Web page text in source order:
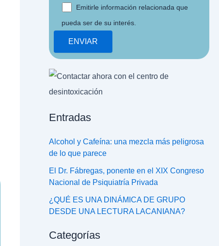
Emitirle información relacionada que
pueda ser de su interés.
Entradas
Alcohol y Cafeína: una mezcla más peligrosa
de lo que parece
El Dr. Fábregas, ponente en el XIX Congreso
Nacional de Psiquiatría Privada
¿QUÉ ES UNA DINÁMICA DE GRUPO
DESDE UNA LECTURA LACANIANA?
Categorías